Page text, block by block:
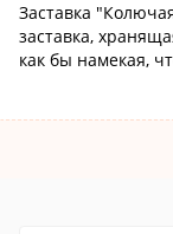
Заставка
заставка,
как бы намекая,